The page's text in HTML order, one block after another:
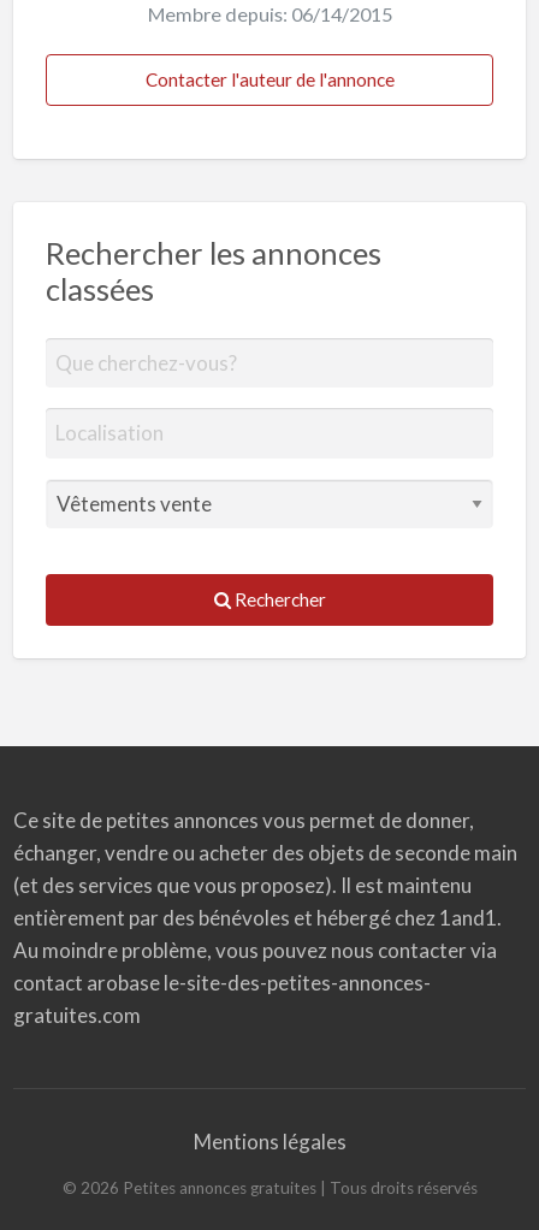
Membre depuis: 06/14/2015
Contacter l'auteur de l'annonce
Rechercher les annonces
classées
Rechercher
Ce site de petites annonces vous permet de donner,
échanger, vendre ou acheter des objets de seconde main
(et des services que vous proposez). Il est maintenu
entièrement par des bénévoles et hébergé chez 1and1.
Au moindre problème, vous pouvez nous contacter via
contact arobase le-site-des-petites-annonces-
gratuites.com
Mentions légales
© 2026 Petites annonces gratuites| Tous droits réservés